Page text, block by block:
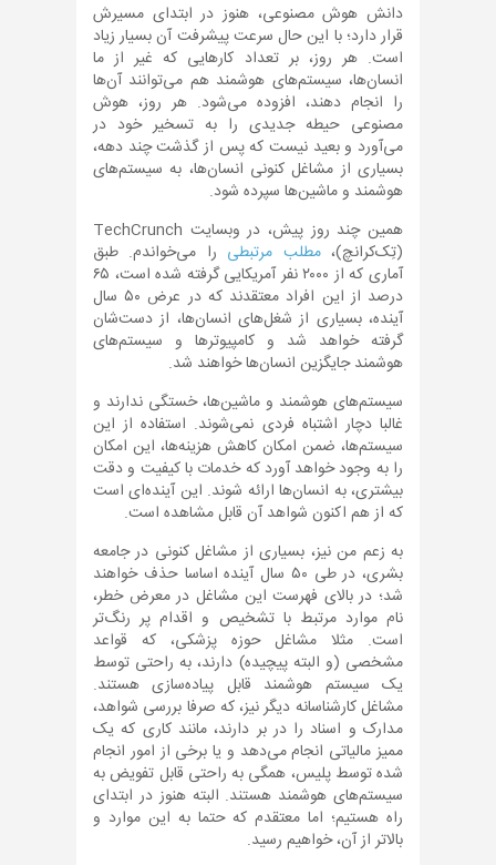
دانش هوش مصنوعی، هنوز در ابتدای مسیرش
قرار دارد؛ با این حال سرعت پیشرفت آن بسیار زیاد
است. هر روز، بر تعداد کارهایی که غیر از ما
انسان‌ها، سیستم‌های هوشمند هم می‌توانند آن‌ها
را انجام دهند، افزوده می‌شود. هر روز، هوش
مصنوعی حیطه جدیدی را به تسخیر خود در
می‌آورد و بعید نیست که پس از گذشت چند دهه،
بسیاری از مشاغل کنونی انسان‌ها، به سیستم‌های
هوشمند و ماشین‌ها سپرده شود.
همین چند روز پیش، در وبسایت TechCrunch
(تِک‌کرانچ)،مطلب مرتبطی را می‌خواندم. طبق
آماری که از ۲۰۰۰ نفر آمریکایی گرفته شده است، ۶۵
درصد از این افراد معتقدند که در عرض ۵۰ سال
آینده، بسیاری از شغل‌های انسان‌ها، از دست‌شان
گرفته خواهد شد و کامپیوترها و سیستم‌های
هوشمند جایگزین انسان‌ها خواهند شد.
سیستم‌های هوشمند و ماشین‌ها، خستگی ندارند و
غالبا دچار اشتباه فردی نمی‌شوند. استفاده از این
سیستم‌ها، ضمن امکان کاهش هزینه‌ها، این امکان
را به وجود خواهد آورد که خدمات با کیفیت و دقت
بیشتری، به انسان‌ها ارائه شوند. این آینده‌ای است
که از هم اکنون شواهد آن قابل مشاهده است.
به زعم من نیز، بسیاری از مشاغل کنونی در جامعه
بشری، در طی ۵۰ سال آینده اساسا حذف خواهند
شد؛ در بالای فهرست این مشاغل در معرض خطر،
نام موارد مرتبط با تشخیص و اقدام پر رنگ‌تر
است. مثلا مشاغل حوزه پزشکی، که قواعد
مشخصی (و البته پیچیده) دارند، به راحتی توسط
یک سیستم هوشمند قابل پیاده‌سازی هستند.
مشاغل کارشناسانه دیگر نیز، که صرفا بررسی شواهد،
مدارک و اسناد را در بر دارند، مانند کاری که یک
ممیز مالیاتی انجام می‌دهد و یا برخی از امور انجام
شده توسط پلیس، همگی به راحتی قابل تفویض به
سیستم‌های هوشمند هستند. البته هنوز در ابتدای
راه هستیم؛ اما معتقدم که حتما به این موارد و
بالاتر از آن، خواهیم رسید.